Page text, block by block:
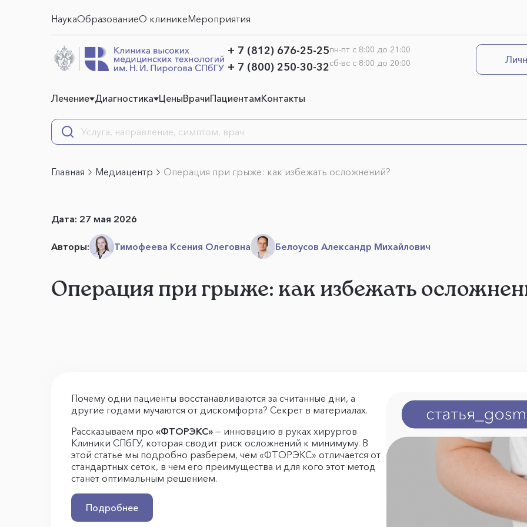
НаукаОбразованиеО клиникеМероприятия
+ 7 (812) 676-25-25
+ 7 (800) 250-30-32
пн-пт с 8:00 до 21:00
сб-вс с 8:00 до 20:00
Лечение Диагностика ЦеныВрачиПациентамКонтакты
Главная Медиацентр Операция при грыже: как избежать осложнений?
Дата: 27 мая 2026
Авторы: Тимофеева Ксения Олеговна Белоусов Александр Михайлович
Операция при грыже: как избежать
Почему одни пациенты восстанавливаются за считанные дни, а
другие годами мучаются от дискомфорта? Секрет в материалах.
Рассказываем про «ФТОРЭКС» — инновацию в руках хирургов
Клиники СПбГУ, которая сводит риск осложнений к минимуму. В
этой статье мы подробно разберем, чем «ФТОРЭКС» отличается от
стандартных сеток, в чем его преимущества и для кого этот метод
станет оптимальным решением.
Подробнее